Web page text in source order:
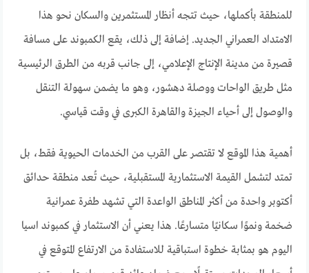
للمنطقة بأكملها، حيث تتجه أنظار المستثمرين والسكان نحو هذا
الامتداد العمراني الجديد. إضافة إلى ذلك، يقع الكمبوند على مسافة
قصيرة من مدينة الإنتاج الإعلامي، إلى جانب قربه من الطرق الرئيسية
مثل طريق الواحات ووصلة دهشور، وهو ما يضمن سهولة التنقل
والوصول إلى أحياء الجيزة والقاهرة الكبرى في وقت قياسي.
أهمية هذا الموقع لا تقتصر على القرب من الخدمات الحيوية فقط، بل
تمتد لتشمل القيمة الاستثمارية المستقبلية، حيث تُعد منطقة حدائق
أكتوبر واحدة من أكثر المناطق الواعدة التي تشهد طفرة عمرانية
ضخمة ونموًا سكانيًا متسارعًا. هذا يعني أن الاستثمار في كمبوند اسيا
اليوم هو بمثابة خطوة استباقية للاستفادة من الارتفاع المتوقع في